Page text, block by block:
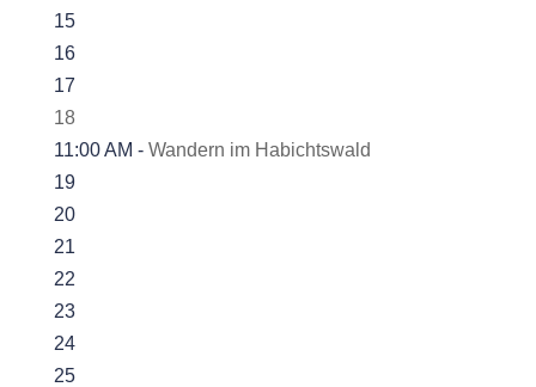
15
16
17
18
11:00 AM - Wandern im Habichtswald
19
20
21
22
23
24
25